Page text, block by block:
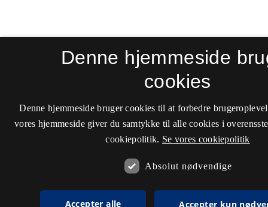
Denne hjemmeside
cookies
Denne hjemmeside bruger cookies til at forbedre
vores hjemmeside giver du samtykke til alle cookies i
cookiepolitik. Se vores cookiepolitik
Absolut nødvendige
Accepter alle Accepter kun